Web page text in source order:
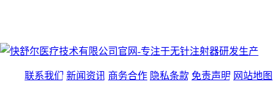
联系我们 新闻资讯 商务合作 隐私条款 免责声明 网站地图